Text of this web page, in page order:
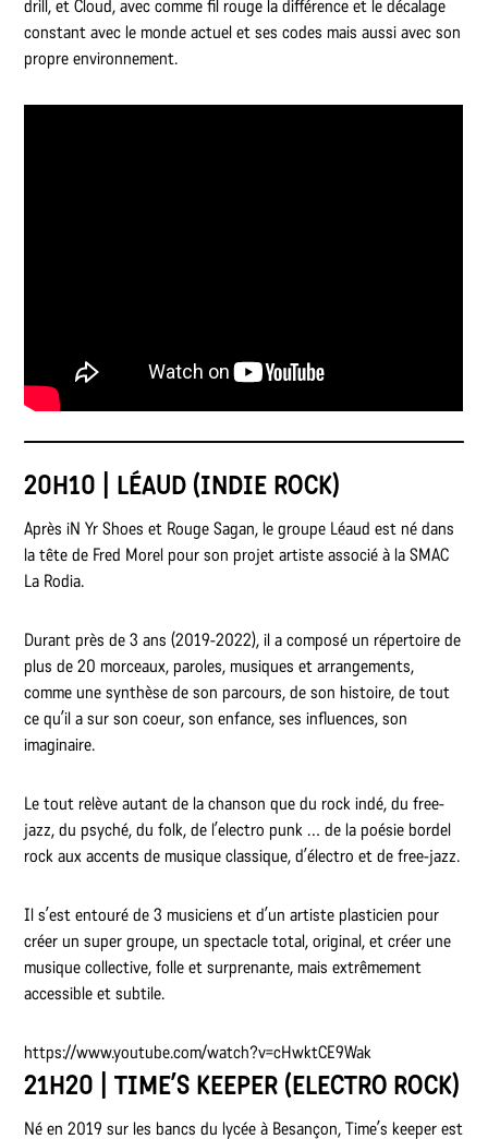
drill, et Cloud, avec comme fil rouge la différence et le décalage
constant avec le monde actuel et ses codes mais aussi avec son
propre environnement.
20H10 | LÉAUD (INDIE ROCK)
Après iN Yr Shoes et Rouge Sagan, le groupe Léaud est né dans
la tête de Fred Morel pour son projet artiste associé à la SMAC
La Rodia.
Durant près de 3 ans (2019-2022), il a composé un répertoire de
plus de 20 morceaux, paroles, musiques et arrangements,
comme une synthèse de son parcours, de son histoire, de tout
ce qu’il a sur son coeur, son enfance, ses influences, son
imaginaire.
Le tout relève autant de la chanson que du rock indé, du free-
jazz, du psyché, du folk, de l’electro punk … de la poésie bordel
rock aux accents de musique classique, d’électro et de free-jazz.
Il s’est entouré de 3 musiciens et d’un artiste plasticien pour
créer un super groupe, un spectacle total, original, et créer une
musique collective, folle et surprenante, mais extrêmement
accessible et subtile.
https://www.youtube.com/watch?v=cHwktCE9Wak
21H20 | TIME’S KEEPER (ELECTRO ROCK)
Né en 2019 sur les bancs du lycée à Besançon, Time’s keeper est